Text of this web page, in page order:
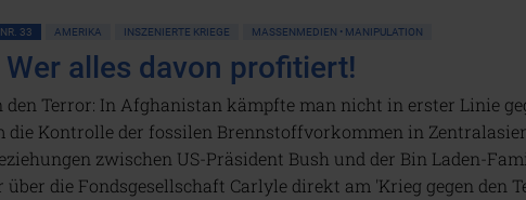
33 AMERIKA INSZENIERTE KRIEGE MASSENMEDIEN • MANIPULATION
Wer alles davon profitiert!
den Terror: In Afghanistan kämpfte man nicht in erster Linie
die Kontrolle der fossilen Brennstoffvorkommen in
zwischen US-Präsident Bush und der Bin Laden-
über die Fondsgesellschaft Carlyle direkt am 'Krieg gegen den